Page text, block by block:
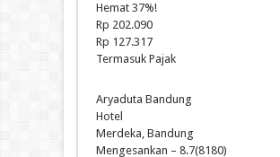
Hemat 37%!
Rp 202.090
Rp 127.317
Termasuk Pajak
Aryaduta Bandung
Hotel
Merdeka, Bandung
Mengesankan – 8.7(8180)